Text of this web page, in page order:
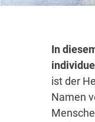
In
ist der
Namen